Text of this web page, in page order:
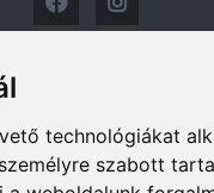
technológiákat
szabott